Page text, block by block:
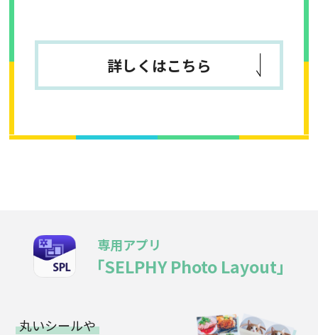
詳しくはこちら
専用アプリ
「SELPHY Photo Layout」
丸いシールや